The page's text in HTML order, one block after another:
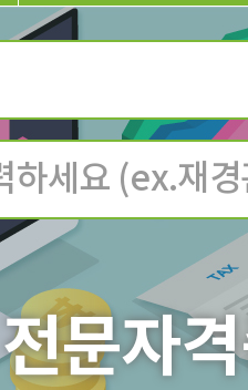
전문자